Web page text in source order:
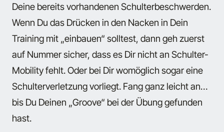
Deine bereits vorhandenen Schulterbeschwerden.
Wenn Du das Drücken in den Nacken in Dein
Training mit „einbauen“ solltest, dann geh zuerst
auf Nummer sicher, dass es Dir nicht an Schulter-
Mobility fehlt. Oder bei Dir womöglich sogar eine
Schulterverletzung vorliegt. Fang ganz leicht an…
bis Du Deinen „Groove“ bei der Übung gefunden
hast.